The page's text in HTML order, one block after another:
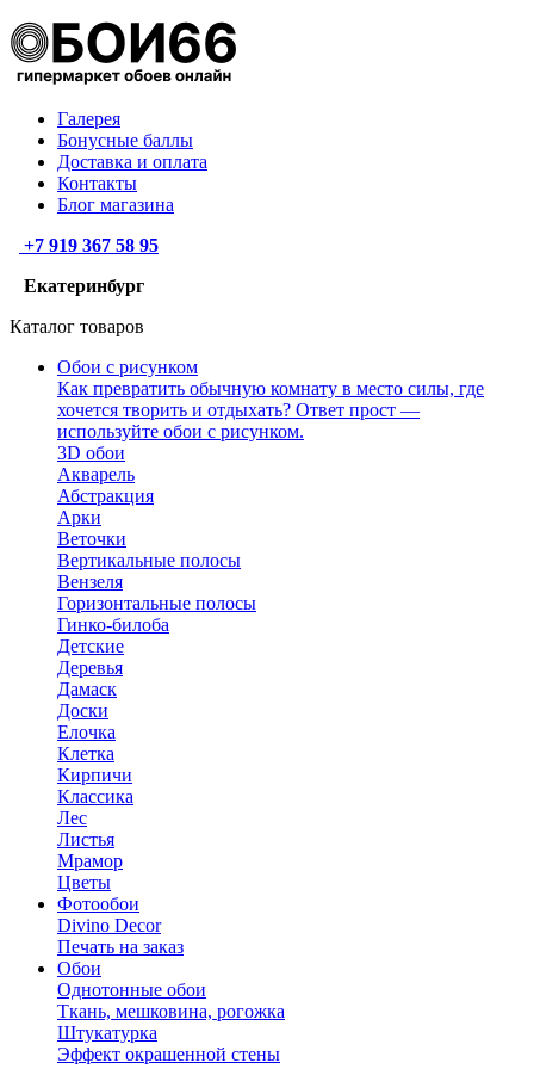
Галерея
Бонусные баллы
Доставка и оплата
Контакты
Блог магазина
+7 919 367 58 95
Екатеринбург
Каталог товаров
Обои с рисунком
Как превратить обычную комнату в место силы, где
хочется творить и отдыхать? Ответ прост —
используйте обои с рисунком.
3D обои
Акварель
Абстракция
Арки
Веточки
Вертикальные полосы
Вензеля
Горизонтальные полосы
Гинко-билоба
Детские
Деревья
Дамаск
Доски
Елочка
Клетка
Кирпичи
Классика
Лес
Листья
Мрамор
Цветы
Фотообои
Divino Decor
Печать на заказ
Обои
Однотонные обои
Ткань, мешковина, рогожка
Штукатурка
Эффект окрашенной стены